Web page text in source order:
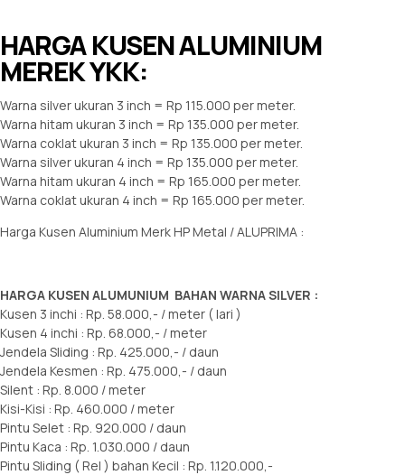
HARGA KUSEN ALUMINIUM
MEREK YKK:
Warna silver ukuran 3 inch = Rp 115.000 per meter.
Warna hitam ukuran 3 inch = Rp 135.000 per meter.
Warna coklat ukuran 3 inch = Rp 135.000 per meter.
Warna silver ukuran 4 inch = Rp 135.000 per meter.
Warna hitam ukuran 4 inch = Rp 165.000 per meter.
Warna coklat ukuran 4 inch = Rp 165.000 per meter.
Harga Kusen Aluminium Merk HP Metal / ALUPRIMA :
HARGA KUSEN ALUMUNIUM BAHAN WARNA SILVER :
Kusen 3 inchi : Rp. 58.000,- / meter ( lari )
Kusen 4 inchi : Rp. 68.000,- / meter
Jendela Sliding : Rp. 425.000,- / daun
Jendela Kesmen : Rp. 475.000,- / daun
Silent : Rp. 8.000 / meter
Kisi-Kisi : Rp. 460.000 / meter
Pintu Selet : Rp. 920.000 / daun
Pintu Kaca : Rp. 1.030.000 / daun
Pintu Sliding ( Rel ) bahan Kecil : Rp. 1.120.000,-